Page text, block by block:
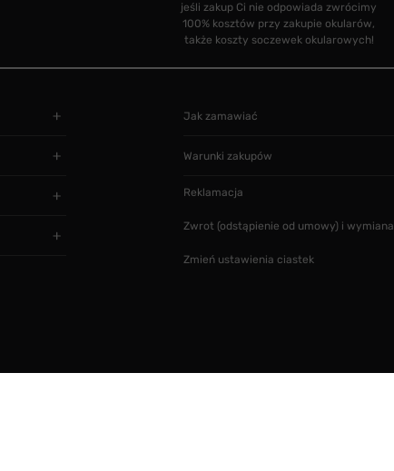
jeśli zakup Ci nie odpowiada zwrócimy
100% kosztów przy zakupie okularów,
także koszty soczewek okularowych!
Jak zamawiać
Warunki zakupów
Reklamacja
Zwrot (odstąpienie od umowy) i wymiana
Zmień ustawienia ciastek